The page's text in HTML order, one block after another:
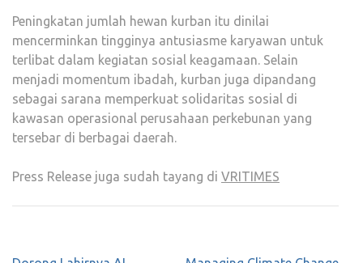
Peningkatan jumlah hewan kurban itu dinilai
mencerminkan tingginya antusiasme karyawan untuk
terlibat dalam kegiatan sosial keagamaan. Selain
menjadi momentum ibadah, kurban juga dipandang
sebagai sarana memperkuat solidaritas sosial di
kawasan operasional perusahaan perkebunan yang
tersebar di berbagai daerah.
Press Release juga sudah tayang di VRITIMES